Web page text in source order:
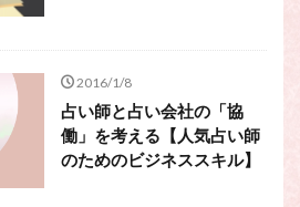
2016/1/8
占い師と占い会社の「協
働」を考える【人気占い師
のためのビジネススキル】